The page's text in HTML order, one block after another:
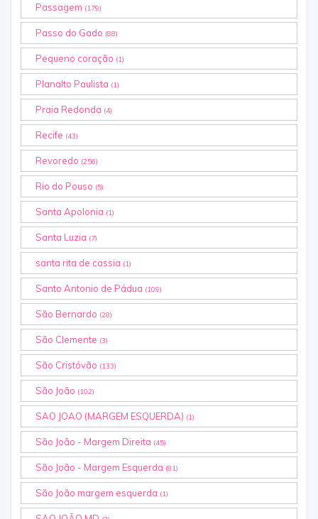
Passagem (179)
Passo do Gado (88)
Pequeno coração (1)
Planalto Paulista (1)
Praia Redonda (4)
Recife (43)
Revoredo (256)
Rio do Pouso (5)
Santa Apolonia (1)
Santa Luzia (7)
santa rita de cassia (1)
Santo Antonio de Pádua (109)
São Bernardo (28)
São Clemente (3)
São Cristóvão (133)
São João (102)
SAO JOAO (MARGEM ESQUERDA) (1)
São João - Margem Direita (45)
São João - Margem Esquerda (81)
São João margem esquerda (1)